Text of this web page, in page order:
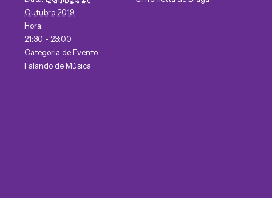
Outubro 2019
Hora:
21:30 - 23:00
Categoria de Evento:
Falando de Música